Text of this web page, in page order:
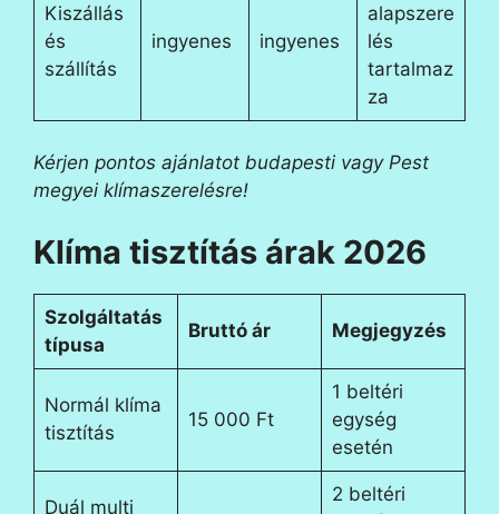
Kiszállás
és
szállítás
ingyenes ingyenes
alapszere
lés
tartalmaz
za
Kérjen pontos ajánlatot budapesti vagy Pest
megyei klímaszerelésre!
Klíma tisztítás árak 2026
Szolgáltatás
típusa
Bruttó ár Megjegyzés
Normál klíma
tisztítás
15 000 Ft
1 beltéri
egység
esetén
Duál multi
2 beltéri